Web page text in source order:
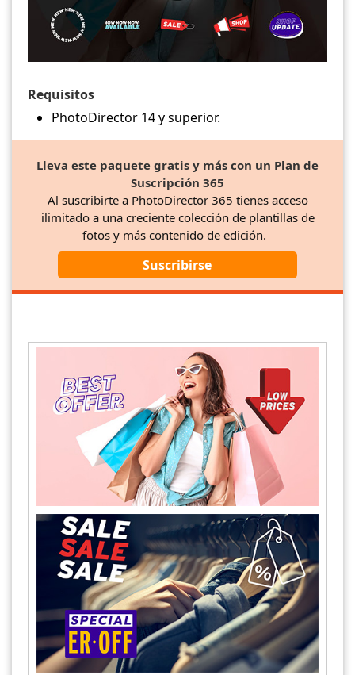
Requisitos
PhotoDirector 14 y superior.
Lleva este paquete gratis y más con un Plan de
Suscripción 365
Al suscribirte a PhotoDirector 365 tienes acceso
ilimitado a una creciente colección de plantillas de
fotos y más contenido de edición.
Suscribirse